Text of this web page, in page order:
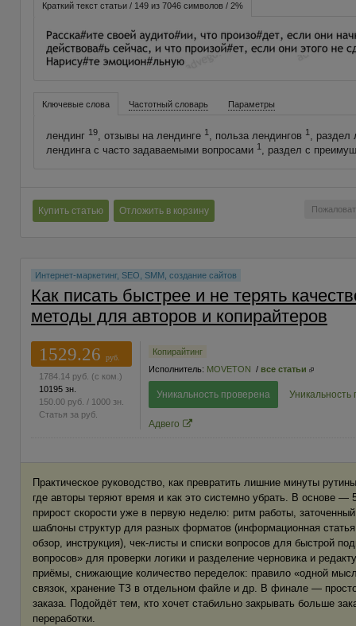
Краткий текст статьи / 149 из 7046 символов / 2%
Ключевые слова Частотный словарь Параметры
лендинг 19, отзывы на лендинге 1, польза лендингов 1, раздел
лендинга с часто задаваемыми вопросами 1 , раздел с
Купить статью Отложить в корзину
Интернет-маркетинг, SEO, SMM, создание сайтов
Как писать быстрее и не терять
методы для авторов и копирайтеров
1529.26
руб.
1784.14 руб. (с ком.)
10195 зн.
150.00 руб. / 1000 зн.
Статья за руб.
Копирайтинг
Исполнитель: MOVETON / все статьи
Уникальность проверена Уникальность
Адвего
Практическое руководство, как превратить лишние минуты
где авторы теряют время и как это системно убрать. В основе —
прирост скорости уже в первую неделю: ритм работы,
шаблоны структур для разных форматов (информационная
обзор, инструкция), чек‑листы и списки вопросов для быстрой
вопросов» для проверки логики и разделение черновика и
приёмы, снижающие количество переделок: правило «одной
связок, хранение ТЗ в отдельном файле и др. В финале —
заказа. Подойдёт тем, кто хочет стабильно закрывать больше
переработки.